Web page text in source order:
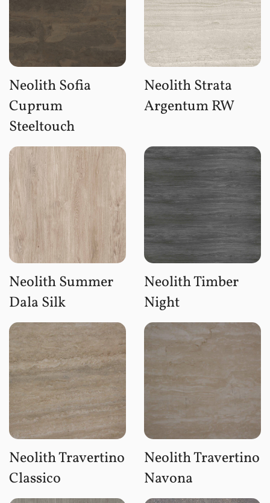
Neolith Sofia
Cuprum
Steeltouch
Neolith Strata
Argentum RW
Neolith Summer
Dala Silk
Neolith Timber
Night
Neolith Travertino
Classico
Neolith Travertino
Navona